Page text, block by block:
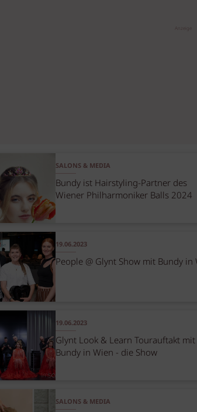
Anzeige
SALONS & MEDIA
Bundy ist Hairstyling-Partner des
Wiener Philharmoniker Balls 2024
19.06.2023
People @ Glynt Show mit Bundy in
19.06.2023
Glynt Look & Learn Tourauftakt mit
Bundy in Wien - die Show
SALONS & MEDIA